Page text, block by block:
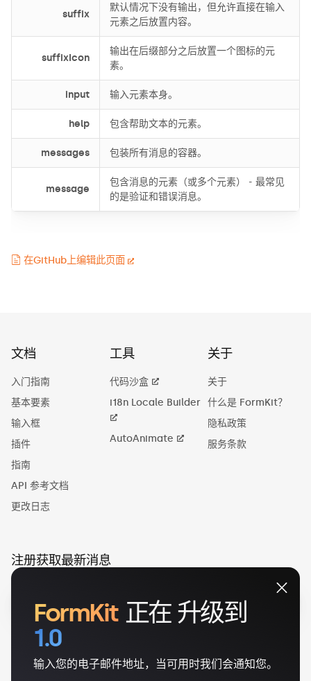
suffix
默认情况下没有输出，但允许直接在输入
元素之后放置内容。
suffixIcon
输出在后缀部分之后放置一个图标的元
素。
input 输入元素本身。
help 包含帮助文本的元素。
messages 包装所有消息的容器。
message
包含消息的元素（或多个元素） - 最常见
的是验证和错误消息。
在GitHub上编辑此页面
文档
入门指南
基本要素
输入框
插件
指南
API 参考文档
更改日志
工具
代码沙盒
i18n Locale Builder
AutoAnimate
关于
关于
什么是 FormKit？
隐私政策
服务条款
注册获取最新消息
FormKit 正在 升级到
1.0
输入您的电子邮件地址，当可用时我们会通知您。